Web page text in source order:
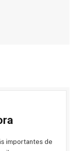
importantes de